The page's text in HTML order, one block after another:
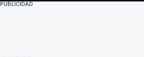
PUBLICIDAD